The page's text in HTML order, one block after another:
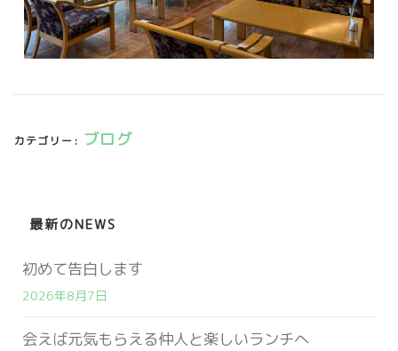
カテゴリー: ブログ
最新のNEWS
初めて告白します
2026年8月7日
会えば元気もらえる仲人と楽しいランチへ